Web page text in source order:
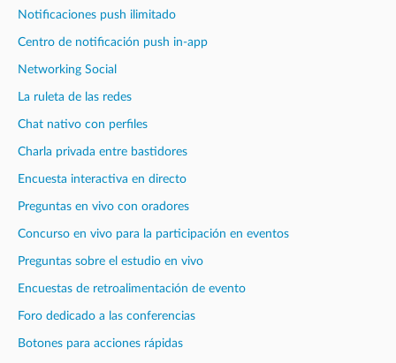
Notificaciones push ilimitado
Centro de notificación push in-app
Networking Social
La ruleta de las redes
Chat nativo con perfiles
Charla privada entre bastidores
Encuesta interactiva en directo
Preguntas en vivo con oradores
Concurso en vivo para la participación en eventos
Preguntas sobre el estudio en vivo
Encuestas de retroalimentación de evento
Foro dedicado a las conferencias
Botones para acciones rápidas